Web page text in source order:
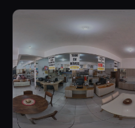
LOJA DE COLCHÕES